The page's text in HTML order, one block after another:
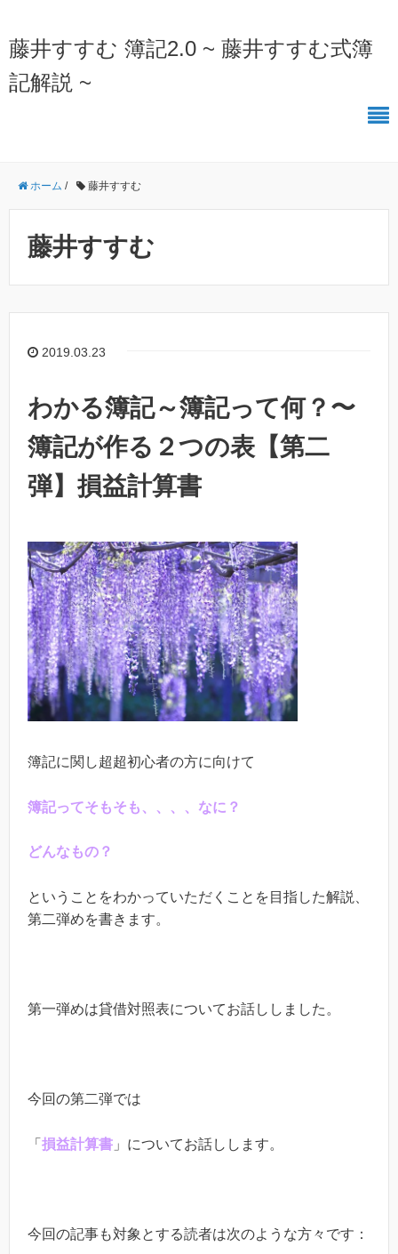
藤井すすむ 簿記2.0 ~ 藤井すすむ式簿
記解説 ~
ホーム / 藤井すすむ
藤井すすむ
2019.03.23
わかる簿記～簿記って何？〜
簿記が作る２つの表【第二
弾】損益計算書
簿記に関し超超初心者の方に向けて
簿記ってそもそも、、、、なに？
どんなもの？
ということをわかっていただくことを目指した解説、
第二弾めを書きます。
第一弾めは貸借対照表についてお話ししました。
今回の第二弾では
「 損益計算書 」についてお話しします。
今回の記事も対象とする読者は次のような方々です：